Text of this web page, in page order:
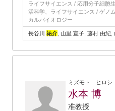
ライフサイエンス / 応用分子細胞
活科学、ライフサイエンス / ゲノ
カルバイオロジー
長谷川 祐介 , 山里 宣子, 藤村 由紀
ミズモト ヒロシ
水本 博
准教授